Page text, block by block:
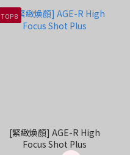
TOP 8
[緊緻煥顏] AGE-R High
Focus Shot Plus